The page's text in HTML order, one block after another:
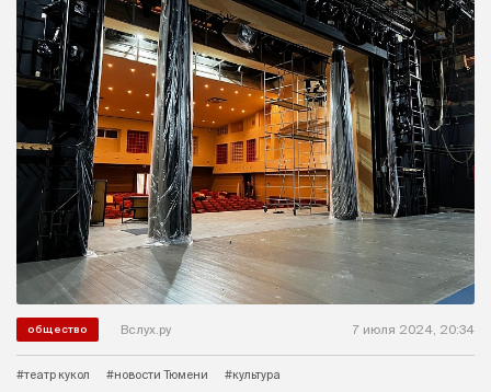
общество Вслух.ру 7 июля 2024, 20:34
#театр кукол #новости Тюмени #культура